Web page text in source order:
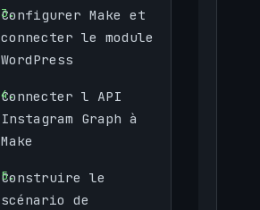
Configurer Make et
connecter le module
WordPress
Connecter l API
Instagram Graph à
Make
Construire le
scénario de